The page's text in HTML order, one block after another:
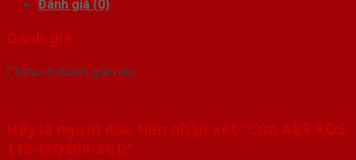
Đánh giá (0)
Đánh giá
Chưa có đánh giá nào.
Hãy là người đầu tiên nhận xét “Cửa ABS KOS
118-MQ808-SGD”